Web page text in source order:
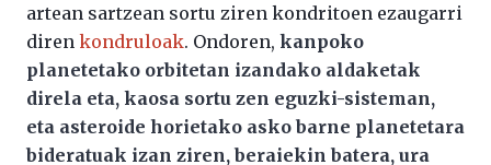
artean sartzean sortu ziren kondritoen ezaugarri
diren kondruloak. Ondoren, kanpoko
planetetako orbitetan izandako aldaketak
direla eta, kaosa sortu zen eguzki-sisteman,
eta asteroide horietako asko barne planetetara
bideratuak izan ziren, beraiekin batera, ura